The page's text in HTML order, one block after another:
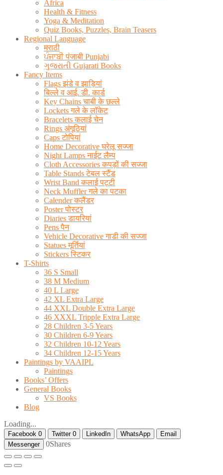
Africa
Health & Fitness
Yoga & Meditation
Quiz Books, Puzzles, Brain Teasers
Regional Language
मराठी
ਪੰਜਾਬੀ पंजाबी Punjabi
ગુજરાતી Gujarati Books
Fancy Items
Flags झंडे व झाड़ियां
बिल्ले व आई. डी. कार्ड
Key Chains चाबी के छल्ले
Lockets गले के लॉकेट
Bracelets कलाई चेन
Rings अंगूठियां
Caps टोपियां
Home Decorative घरेलू सज्जा
Night Lamps नाईट लैम्प
Cloth Accessories कपड़ों की सज्जा
Table Stands टेबल स्टैंड
Wrist Band कलाई पट्टी
Neck Muffler गले का पटका
Calender कलैंडर
Poster पोस्टर
Diaries डायरियां
Pens पैन
Vehicle Decorative गाडी की सज्जा
Statues मूर्तियां
Stickers स्टिकर
T-Shirts
36 S Small
38 M Medium
40 L Large
42 XL Extra Large
44 XXL Double Extra Large
46 XXXL Tripple Extra Large
28 Children 3-5 Years
30 Children 6-9 Years
32 Children 10-12 Years
34 Children 12-15 Years
Paintings by VAAIPL
Paintings
Books’ Offers
General Books
VS Books
Blog
Loading...
Facebook 0 Twitter 0 LinkedIn WhatsApp
Email
Messenger
0Shares